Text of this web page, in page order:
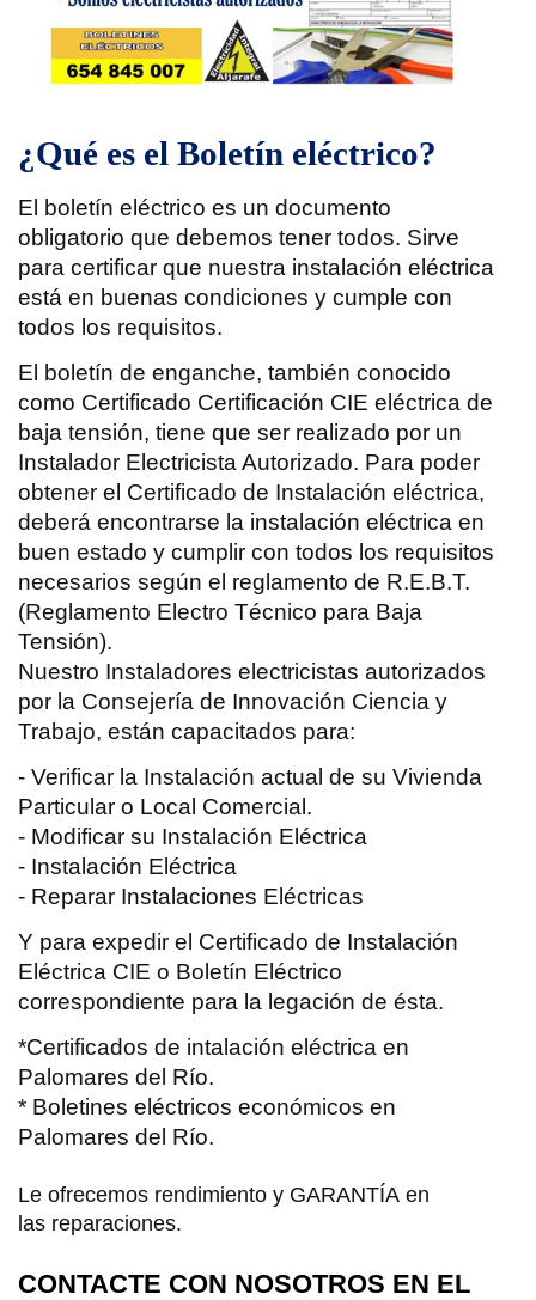
¿Qué es el Boletín eléctrico?
El boletín eléctrico es un documento
obligatorio que debemos tener todos. Sirve
para certificar que nuestra instalación eléctrica
está en buenas condiciones y cumple con
todos los requisitos.
El boletín de enganche, también conocido
como Certificado Certificación CIE eléctrica de
baja tensión, tiene que ser realizado por un
Instalador Electricista Autorizado. Para poder
obtener el Certificado de Instalación eléctrica,
deberá encontrarse la instalación eléctrica en
buen estado y cumplir con todos los requisitos
necesarios según el reglamento de R.E.B.T.
(Reglamento Electro Técnico para Baja
Tensión).
Nuestro Instaladores electricistas autorizados
por la Consejería de Innovación Ciencia y
Trabajo, están capacitados para:
- Verificar la Instalación actual de su Vivienda
Particular o Local Comercial.
- Modificar su Instalación Eléctrica
- Instalación Eléctrica
- Reparar Instalaciones Eléctricas
Y para expedir el Certificado de Instalación
Eléctrica CIE o Boletín Eléctrico
correspondiente para la legación de ésta.
*Certificados de intalación eléctrica en
Palomares del Río.
* Boletines eléctricos económicos en
Palomares del Río.
Le ofrecemos rendimiento y GARANTÍA en
las reparaciones.
CONTACTE CON NOSOTROS EN EL